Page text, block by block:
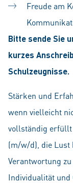
Freude am
Bitte sende Sie
kurzes
Schulzeugnisse.
Stärken und
wenn vielleicht
vollständig
(m/w/d), die Lust
Verantwortung
Individualität und